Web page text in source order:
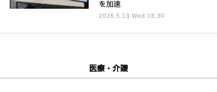
を加速
2026.5.13 Wed 18:30
医療・介護